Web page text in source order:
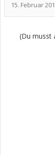
15. Februar
(Du musst